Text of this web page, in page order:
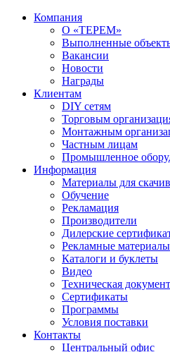
Компания
О «ТЕРЕМ»
Выполненные
Вакансии
Новости
Награды
Клиентам
DIY сетям
Торговым
Монтажным
Частным лицам
Промышленное
Информация
Материалы для
Обучение
Рекламация
Производители
Дилерские
Рекламные материалы
Каталоги и буклеты
Видео
Техническая
Сертификаты
Программы
Условия поставки
Контакты
Центральный офис